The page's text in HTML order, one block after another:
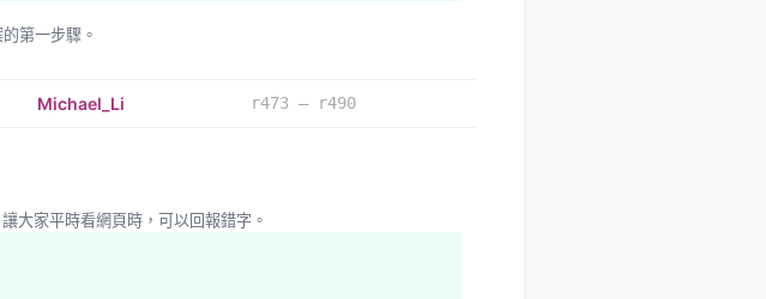
第一步驟。
Michael_Li
r473 – r490
大家平時看網頁時，可以回報錯字。